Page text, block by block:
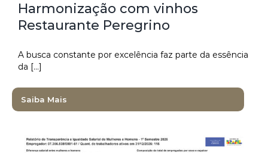
Harmonização com vinhos
Restaurante Peregrino
A busca constante por excelência faz parte da essência
da [...]
Saiba Mais